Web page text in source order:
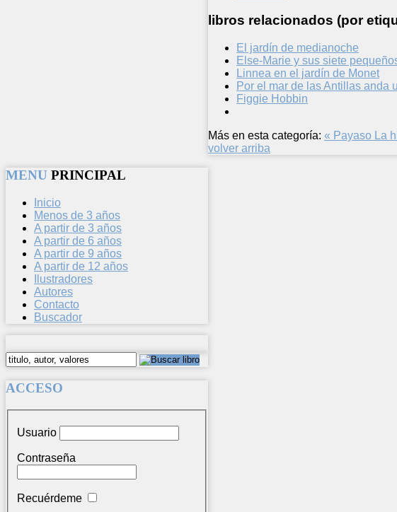
libros relacionados (por
El jardín de medianoche
Else-Marie y sus siete
Linnea en el jardín de Monet
Por el mar de las Antillas anda
Figgie Hobbin
Más en esta categoría: « Payaso La
volver arriba
MENU PRINCIPAL
Inicio
Menos de 3 años
A partir de 3 años
A partir de 6 años
A partir de 9 años
A partir de 12 años
Ilustradores
Autores
Contacto
Buscador
ACCESO
Usuario
Contraseña
Recuérdeme